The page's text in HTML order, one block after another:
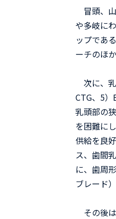
冒頭、
や多岐に
ップであ
ーチのほ
次に、
CTG、5
乳頭部の
を困難に
供給を良
ス、歯間
に、歯周
ブレード
その後